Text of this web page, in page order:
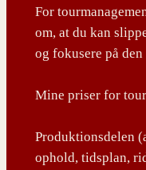
For
om, at du kan
og fokusere på
Mine priser for
Produktionsdelen
ophold, tidsplan,